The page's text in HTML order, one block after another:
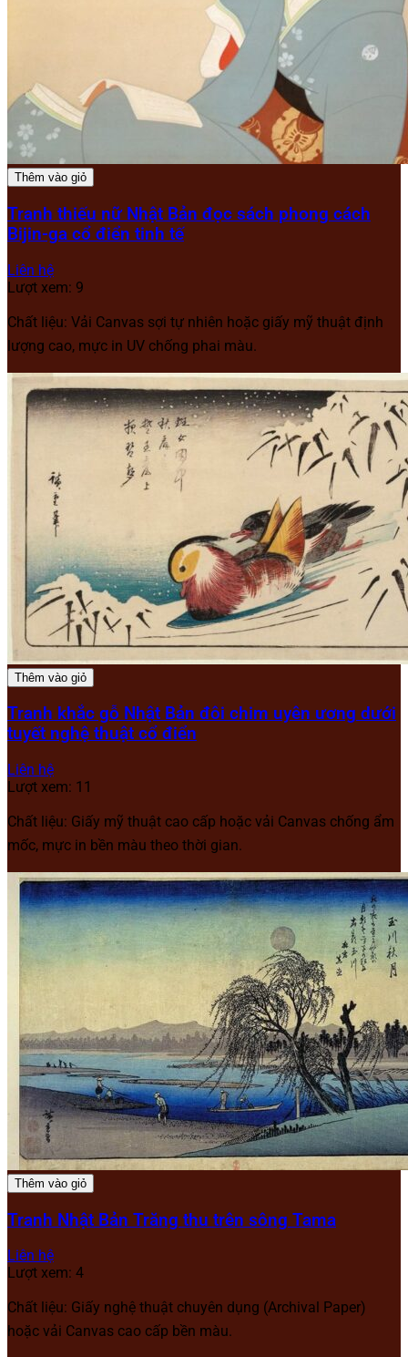
Thêm vào giỏ
Tranh thiếu nữ Nhật Bản đọc sách phong cách
Bijin-ga cổ điển tinh tế
Liên hệ
Lượt xem: 9
Chất liệu: Vải Canvas sợi tự nhiên hoặc giấy mỹ thuật định
lượng cao, mực in UV chống phai màu.
Thêm vào giỏ
Tranh khắc gỗ Nhật Bản đôi chim uyên ương dưới
tuyết nghệ thuật cổ điển
Liên hệ
Lượt xem: 11
Chất liệu: Giấy mỹ thuật cao cấp hoặc vải Canvas chống ẩm
mốc, mực in bền màu theo thời gian.
Thêm vào giỏ
Tranh Nhật Bản Trăng thu trên sông Tama
Liên hệ
Lượt xem: 4
Chất liệu: Giấy nghệ thuật chuyên dụng (Archival Paper)
hoặc vải Canvas cao cấp bền màu.